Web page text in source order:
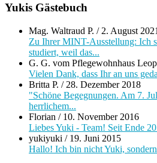
Yukis Gästebuch
Mag. Waltraud P. / 2. August 2021
Zu Ihrer MINT-Ausstellung: Ich
studiert, weil das...
G. G. vom Pflegewohnhaus
Vielen Dank, dass Ihr an uns
Britta P. / 28. Dezember 2018
"Schöne Begegnungen. Am 7.
herrlichem...
Florian / 10. November 2016
Liebes Yuki - Team! Seit Ende
yukiyuki / 19. Juni 2015
Hallo! Ich bin nicht Yuki,